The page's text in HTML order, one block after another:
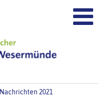
Nachrichten 2021